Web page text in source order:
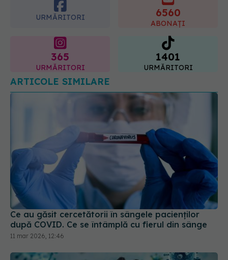
URMĂRITORI 6560
ABONAȚI
365
URMĂRITORI
1401
URMĂRITORI
ARTICOLE SIMILARE
Ce au găsit cercetătorii în sângele pacienților
după COVID. Ce se întâmplă cu fierul din sânge
11 mar 2026, 12:46